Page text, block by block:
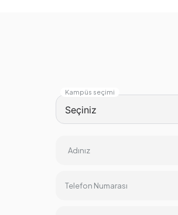
Kampüs seçimi
Adınız
Telefon Numarası